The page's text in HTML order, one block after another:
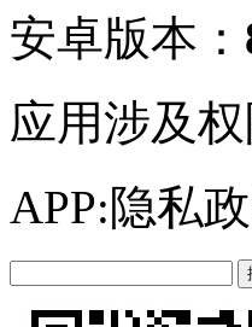
安卓版本：
应用涉及权
APP:隐私政